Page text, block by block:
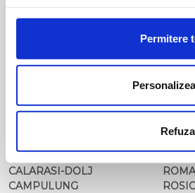
Permitere
Refuza
BISTRET
BOTOSANI
BUCURESTI AGENTIE
CALARASI-CL
CALARASI-DOLJ
CAMPULUNG
RAST
RM.